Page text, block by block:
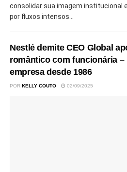
consolidar sua imagem institucional
por fluxos intensos...
Nestlé demite CEO Global
romântico com funcionária –
empresa desde 1986
POR KELLY COUTO 02/09/2025